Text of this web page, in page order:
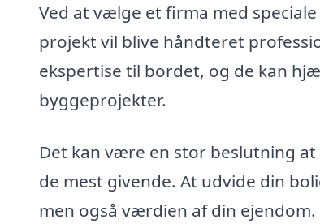
Ved at vælge et firma med speciale
projekt vil blive håndteret
ekspertise til bordet, og de kan
byggeprojekter.
Det kan være en stor beslutning
de mest givende. At udvide din
men også værdien af din